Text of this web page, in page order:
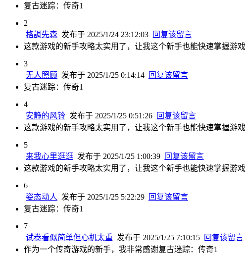
复古迷踪：传奇1
2
格調先森 发布于 2025/1/24 23:12:03 回复该留言
这款游戏的新手攻略太实用了，让我这个新手也能快速掌握游
3
无人照顾 发布于 2025/1/25 0:14:14 回复该留言
复古迷踪：传奇1
4
安静的风铃 发布于 2025/1/25 0:51:26 回复该留言
这款游戏的新手攻略太实用了，让我这个新手也能快速掌握游
5
来我心里逛逛 发布于 2025/1/25 1:00:39 回复该留言
这款游戏的新手攻略太实用了，让我这个新手也能快速掌握游
6
姿态动人
发布于 2025/1/25 5:22:29 回复该留言
复古迷踪：传奇1
7
试卷看似简单但心机太重 发布于 2025/1/25 7:10:15 回复该留言
作为一个传奇游戏的新手，我非常感谢复古迷踪：传奇1